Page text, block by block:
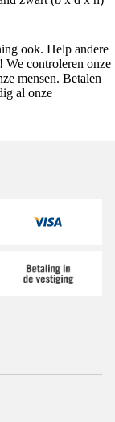
ook. Help andere
We controleren onze
mensen. Betalen
al onze